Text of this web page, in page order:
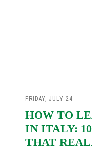
FRIDAY, JULY 24
HOW TO
IN ITALY:
THAT